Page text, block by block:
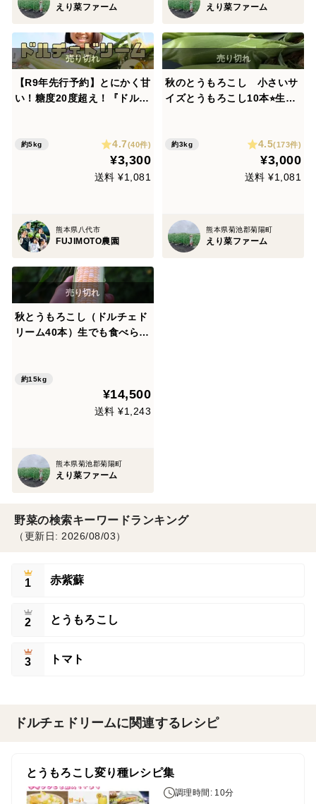
えり菜ファーム えり菜ファーム
【R9年先行予約】とにかく甘
い！糖度20度超え！『ドルチ
約5kg 4.7(40件)
¥3,300
送料 ¥1,081
熊本県八代市
FUJIMOTO農園
秋のとうもろこし 小さいサ
イズとうもろこし10本⭐︎生で
約3kg 4.5(173件)
¥3,000
送料 ¥1,081
熊本県菊池郡菊陽町
えり菜ファーム
秋とうもろこし（ドルチェド
リーム40本）生でも食べられ
約15kg
¥14,500
送料 ¥1,243
熊本県菊池郡菊陽町
えり菜ファーム
野菜の検索キーワードランキング
（更新日: 2026/08/03）
1 赤紫蘇
2 とうもろこし
3 トマト
ドルチェドリームに関連するレシピ
とうもろこし変り種レシピ集
調理時間: 10分